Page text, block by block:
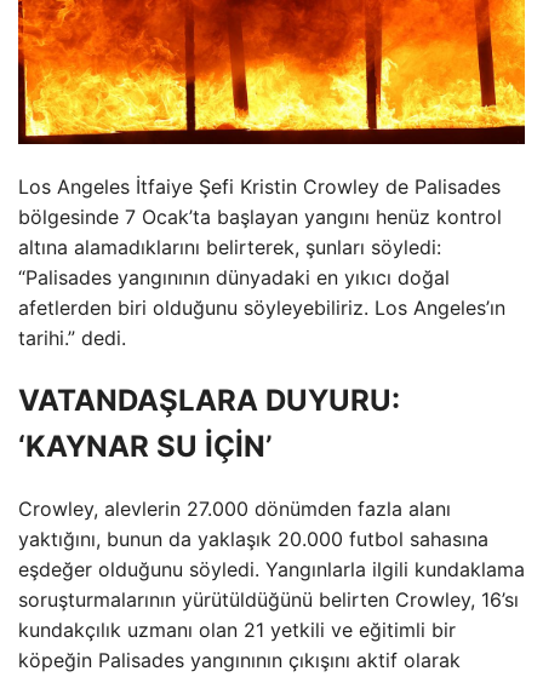
Los Angeles İtfaiye Şefi Kristin Crowley de Palisades
bölgesinde 7 Ocak’ta başlayan yangını henüz kontrol
altına alamadıklarını belirterek, şunları söyledi:
“Palisades yangınının dünyadaki en yıkıcı doğal
afetlerden biri olduğunu söyleyebiliriz. Los Angeles’ın
tarihi.” dedi.
VATANDAŞLARA DUYURU:
‘KAYNAR SU İÇİN’
Crowley, alevlerin 27.000 dönümden fazla alanı
yaktığını, bunun da yaklaşık 20.000 futbol sahasına
eşdeğer olduğunu söyledi. Yangınlarla ilgili kundaklama
soruşturmalarının yürütüldüğünü belirten Crowley, 16’sı
kundakçılık uzmanı olan 21 yetkili ve eğitimli bir
köpeğin Palisades yangınının çıkışını aktif olarak